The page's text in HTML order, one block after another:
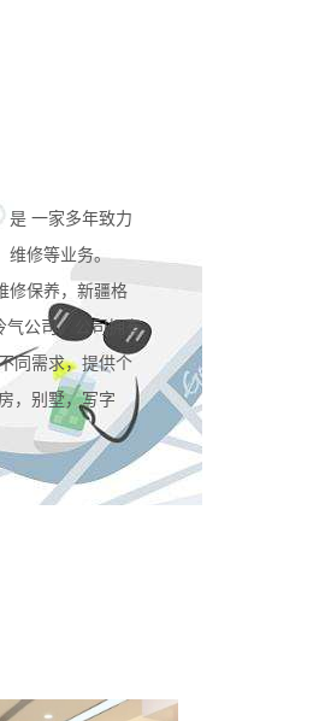
是 一家多年致力
维修等业务。
修保养，新疆格
气公司。公司拥有
同需求，提供个
，别墅，写字